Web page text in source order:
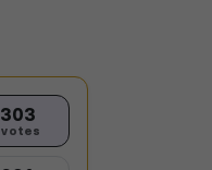
303
votes